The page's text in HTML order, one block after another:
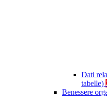
Dati
tabelle)
Benessere